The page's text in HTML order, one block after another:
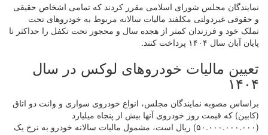
نمایندگان مجلس شورای اسلامی مقرر کردند که تمامی اشخاص حقیقی
‏و حقوقی غیردولتی مکلفند مالیات سالانه مربوط به خودرو‌های ‏تحت
تملک خود و فرزندان کمتر از هجده سال و محجور تحت ‏تکفل را حداکثر تا
پایان آبان سال ۱۴۰۴ پرداخت کنند.
تعیین مالیات خودروهای لوکس در سال
۱۴۰۴
براساس مصوبه نمایندگان مجلس، انواع خودروی سواری و وانت دو اتاق
(کابین) که قیمت روز خودروی آنها بیش از پنجاه‏ میلیارد
(۵۰.۰۰۰.۰۰۰.۰۰۰) ریال است، مشمول مالیات سالانه خودرو به نرخ یک